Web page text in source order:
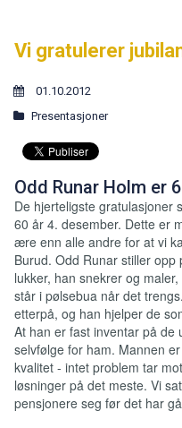
Vi gratulerer
01.10.2012
Presentasjoner
Odd Runar Holm er
De hjerteligste gratulasjoner
60 år 4. desember. Dette er
ære enn alle andre for at vi
Burud. Odd Runar stiller
lukker, han snekrer og
står i pølsebua når det
etterpå, og han hjelper de
At han er fast inventar på de
selvfølge for ham. Mannen
kvalitet - intet problem tar
løsninger på det meste. Vi
pensjonere seg før det har